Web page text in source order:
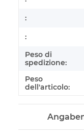
:
:
Peso di
spedizione:
Peso
dell'articolo: